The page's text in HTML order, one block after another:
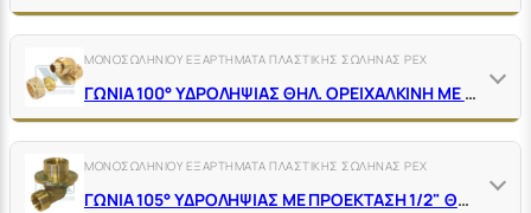
ΜΟΝΟΣΩΛΗΝΙΟΥ ΕΞΑΡΤΗΜΑΤΑ ΠΛΑΣΤΙΚΗΣ ΣΩΛΗΝΑΣ ΡΕΧ
ΓΩΝΙΑ 100° ΥΔΡΟΛΗΨΙΑΣ ΘΗΛ. ΟΡΕΙΧΑΛΚΙΝΗ ΜΕ ΠΡΟΕΚΤΑΣΗ ΓΙΑ ΠΛΑΣΤΙΚΗ ΣΩΛΗΝΑ
ΜΟΝΟΣΩΛΗΝΙΟΥ ΕΞΑΡΤΗΜΑΤΑ ΠΛΑΣΤΙΚΗΣ ΣΩΛΗΝΑΣ ΡΕΧ
ΓΩΝΙΑ 105° ΥΔΡΟΛΗΨΙΑΣ ΜΕ ΠΡΟΕΚΤΑΣΗ 1/2" ΘΗΛ. ΑΡΣ. ΟΡΕΙΧΑΛΚΙΝΗ ΧΩΡΙΣ ΡΑΚΟΡ ΓΙΑ ΠΛΑΣΤΙΚΗ & ΠΟΛΥΣΤΡΩΜΑΤΙΚΗ